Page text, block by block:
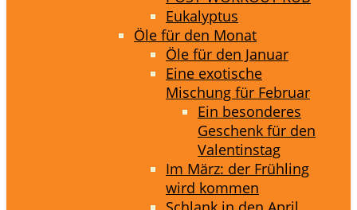
Eukalyptus
Öle für den Monat
Öle für den Januar
Eine exotische
Mischung für Februar
Ein besonderes
Geschenk für den
Valentinstag
Im März: der Frühling
wird kommen